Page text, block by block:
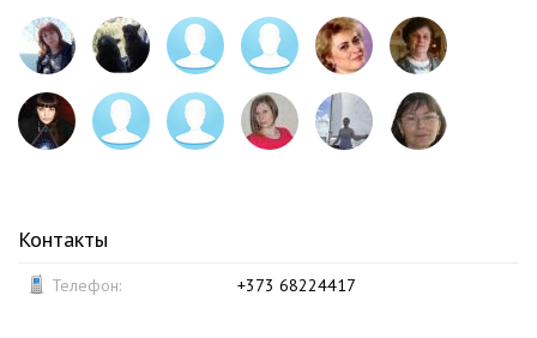
Контакты
Телефон: +373 68224417